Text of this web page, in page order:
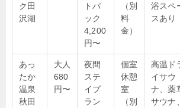
ク田
沢湖
トパ
ック
4,200
円〜
（別
料
金）
浴スペ
スあり
あっ
たか
温泉
秋田
大人
680
円〜
夜間
ステ
イプ
ラン
個室
休憩
室
（別
高温ド
イサウ
ナ、薬
サウナ、